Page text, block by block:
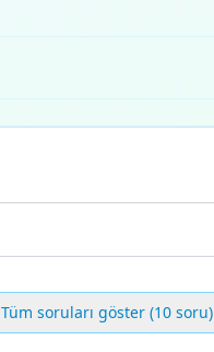
Tüm soruları göster (10 soru)